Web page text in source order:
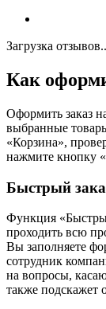
Загрузка
Как
Оформить заказ
выбранные
«Корзина»,
нажмите кнопку
Быстрый
Функция
проходить всю
Вы заполняете
сотрудник
на вопросы,
также подскажет